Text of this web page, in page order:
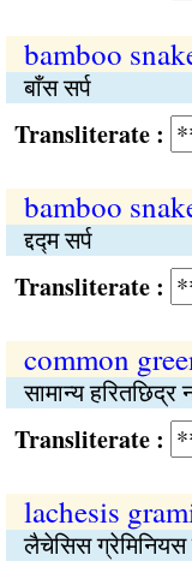
bamboo
बाँस सर्प
:
bamboo
द्दद्म सर्प
:
common
सामान्य हरितछिद्र
:
lachesis
लैचेसिस ग्रेमिनियस